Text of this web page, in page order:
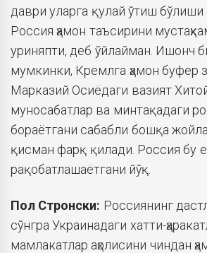
даври уларга қулай ўтиш
Россия ҳамон таъсирини
уриняпти, деб ўйлайман. Ишонч
мумкинки, Кремлга ҳамон буфер
Марказий Осиёдаги вазият
муносабатлар ва минтақадаги
бораётгани сабабли бошқа
қисман фарқ қилади. Россия бу
рақобатлашаётгани йўқ.
Пол Стронски: Россиянинг
сўнгра Украинадаги хатти-
мамлакатлар аҳолисини чиндан